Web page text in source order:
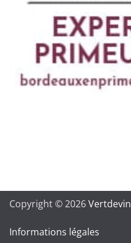
Copyright © 2026Vertdevin
Informations légales